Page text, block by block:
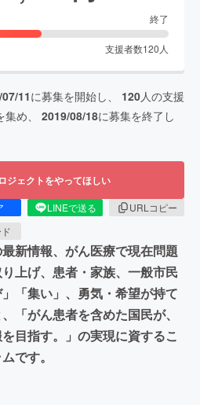
終了
支援者数120 人
11に募集を開始し、 120人の支援
め、 2019/08/18に募集を終了し
ジェクトをやってほしい
LINEで送る
URLコピー
新情報、がん医療で現在問題
上げ、患者・家族、一般市民
「集い」、勇気・希望が持て
「がん患者を含めた国民が、
目指す。」の実現に資するこ
です。